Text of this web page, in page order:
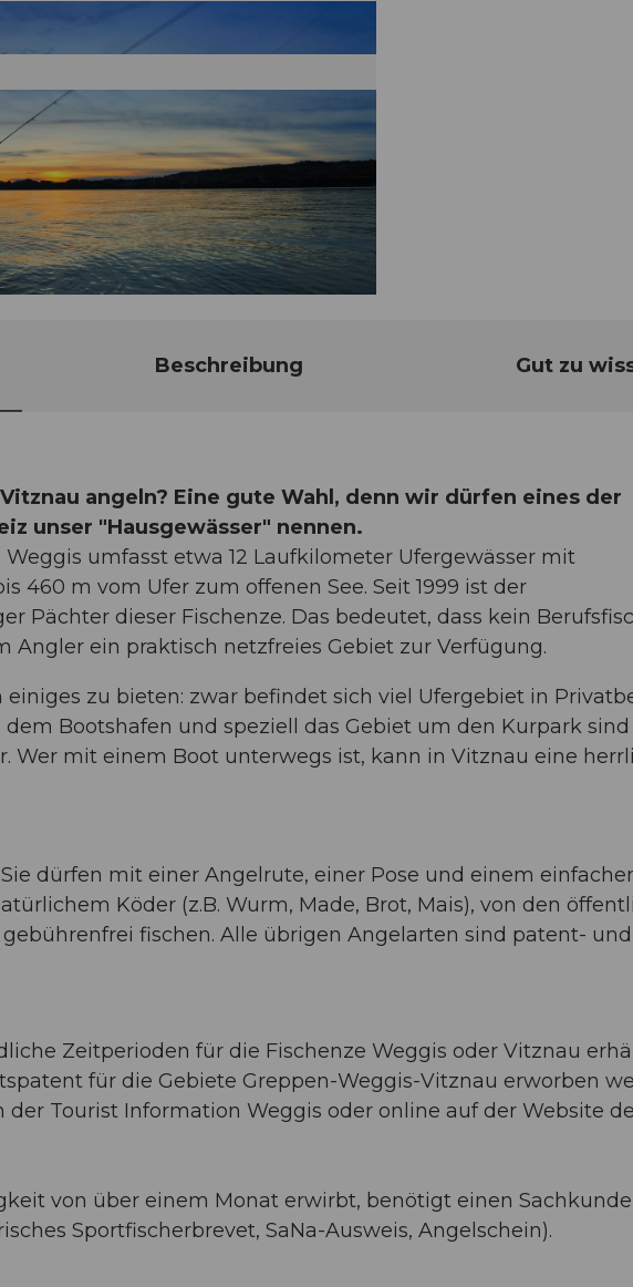
Beschreibung Gut zu
angeln? Eine gute Wahl, denn wir dürfen eines der
unser "Hausgewässer" nennen.
umfasst etwa 12 Laufkilometer Ufergewässer mit
460 m vom Ufer zum offenen See. Seit 1999 ist der
Pächter dieser Fischenze. Das bedeutet, dass kein
Angler ein praktisch netzfreies Gebiet zur Verfügung.
zu bieten: zwar befindet sich viel Ufergebiet in
Bootshafen und speziell das Gebiet um den Kurpark sind
Wer mit einem Boot unterwegs ist, kann in Vitznau eine
dürfen mit einer Angelrute, einer Pose und einem
Köder (z.B. Wurm, Made, Brot, Mais), von den
fischen. Alle übrigen Angelarten sind patent- und
Zeitperioden für die Fischenze Weggis oder Vitznau
für die Gebiete Greppen-Weggis-Vitznau erworben
Tourist Information Weggis oder online auf der Website
von über einem Monat erwirbt, benötigt einen
Sportfischerbrevet, SaNa-Ausweis, Angelschein).